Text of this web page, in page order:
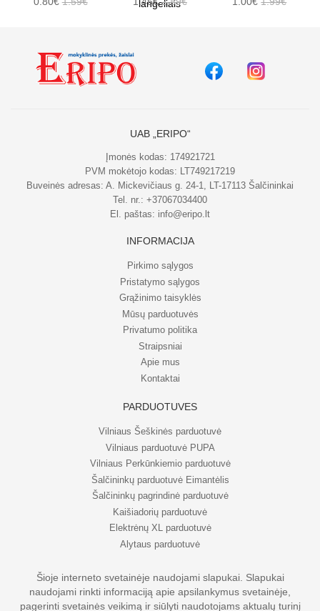
langeliais
UAB „ERIPO“
Įmonės kodas: 174921721
PVM mokėtojo kodas: LT749217219
Buveinės adresas: A. Mickevičiaus g. 24-1, LT-17113 Šalčininkai
Tel. nr.: +37067034400
El. paštas: info@eripo.lt
INFORMACIJA
Pirkimo sąlygos
Pristatymo sąlygos
Grąžinimo taisyklės
Mūsų parduotuvės
Privatumo politika
Straipsniai
Apie mus
Kontaktai
PARDUOTUVĖS
Vilniaus Šeškinės parduotuvė
Vilniaus parduotuvė PUPA
Vilniaus Perkūnkiemio parduotuvė
Šalčininkų parduotuvė Eimantėlis
Šalčininkų pagrindinė parduotuvė
Kaišiadorių parduotuvė
Elektrėnų XL parduotuvė
Alytaus parduotuvė
© UAB Eripo 2026. Visos teisės saugomos
Šioje interneto svetainėje naudojami slapukai. Slapukai
naudojami rinkti informaciją apie apsilankymus svetainėje,
pagerinti svetainės veikimą ir siūlyti naudotojams aktualų turinį